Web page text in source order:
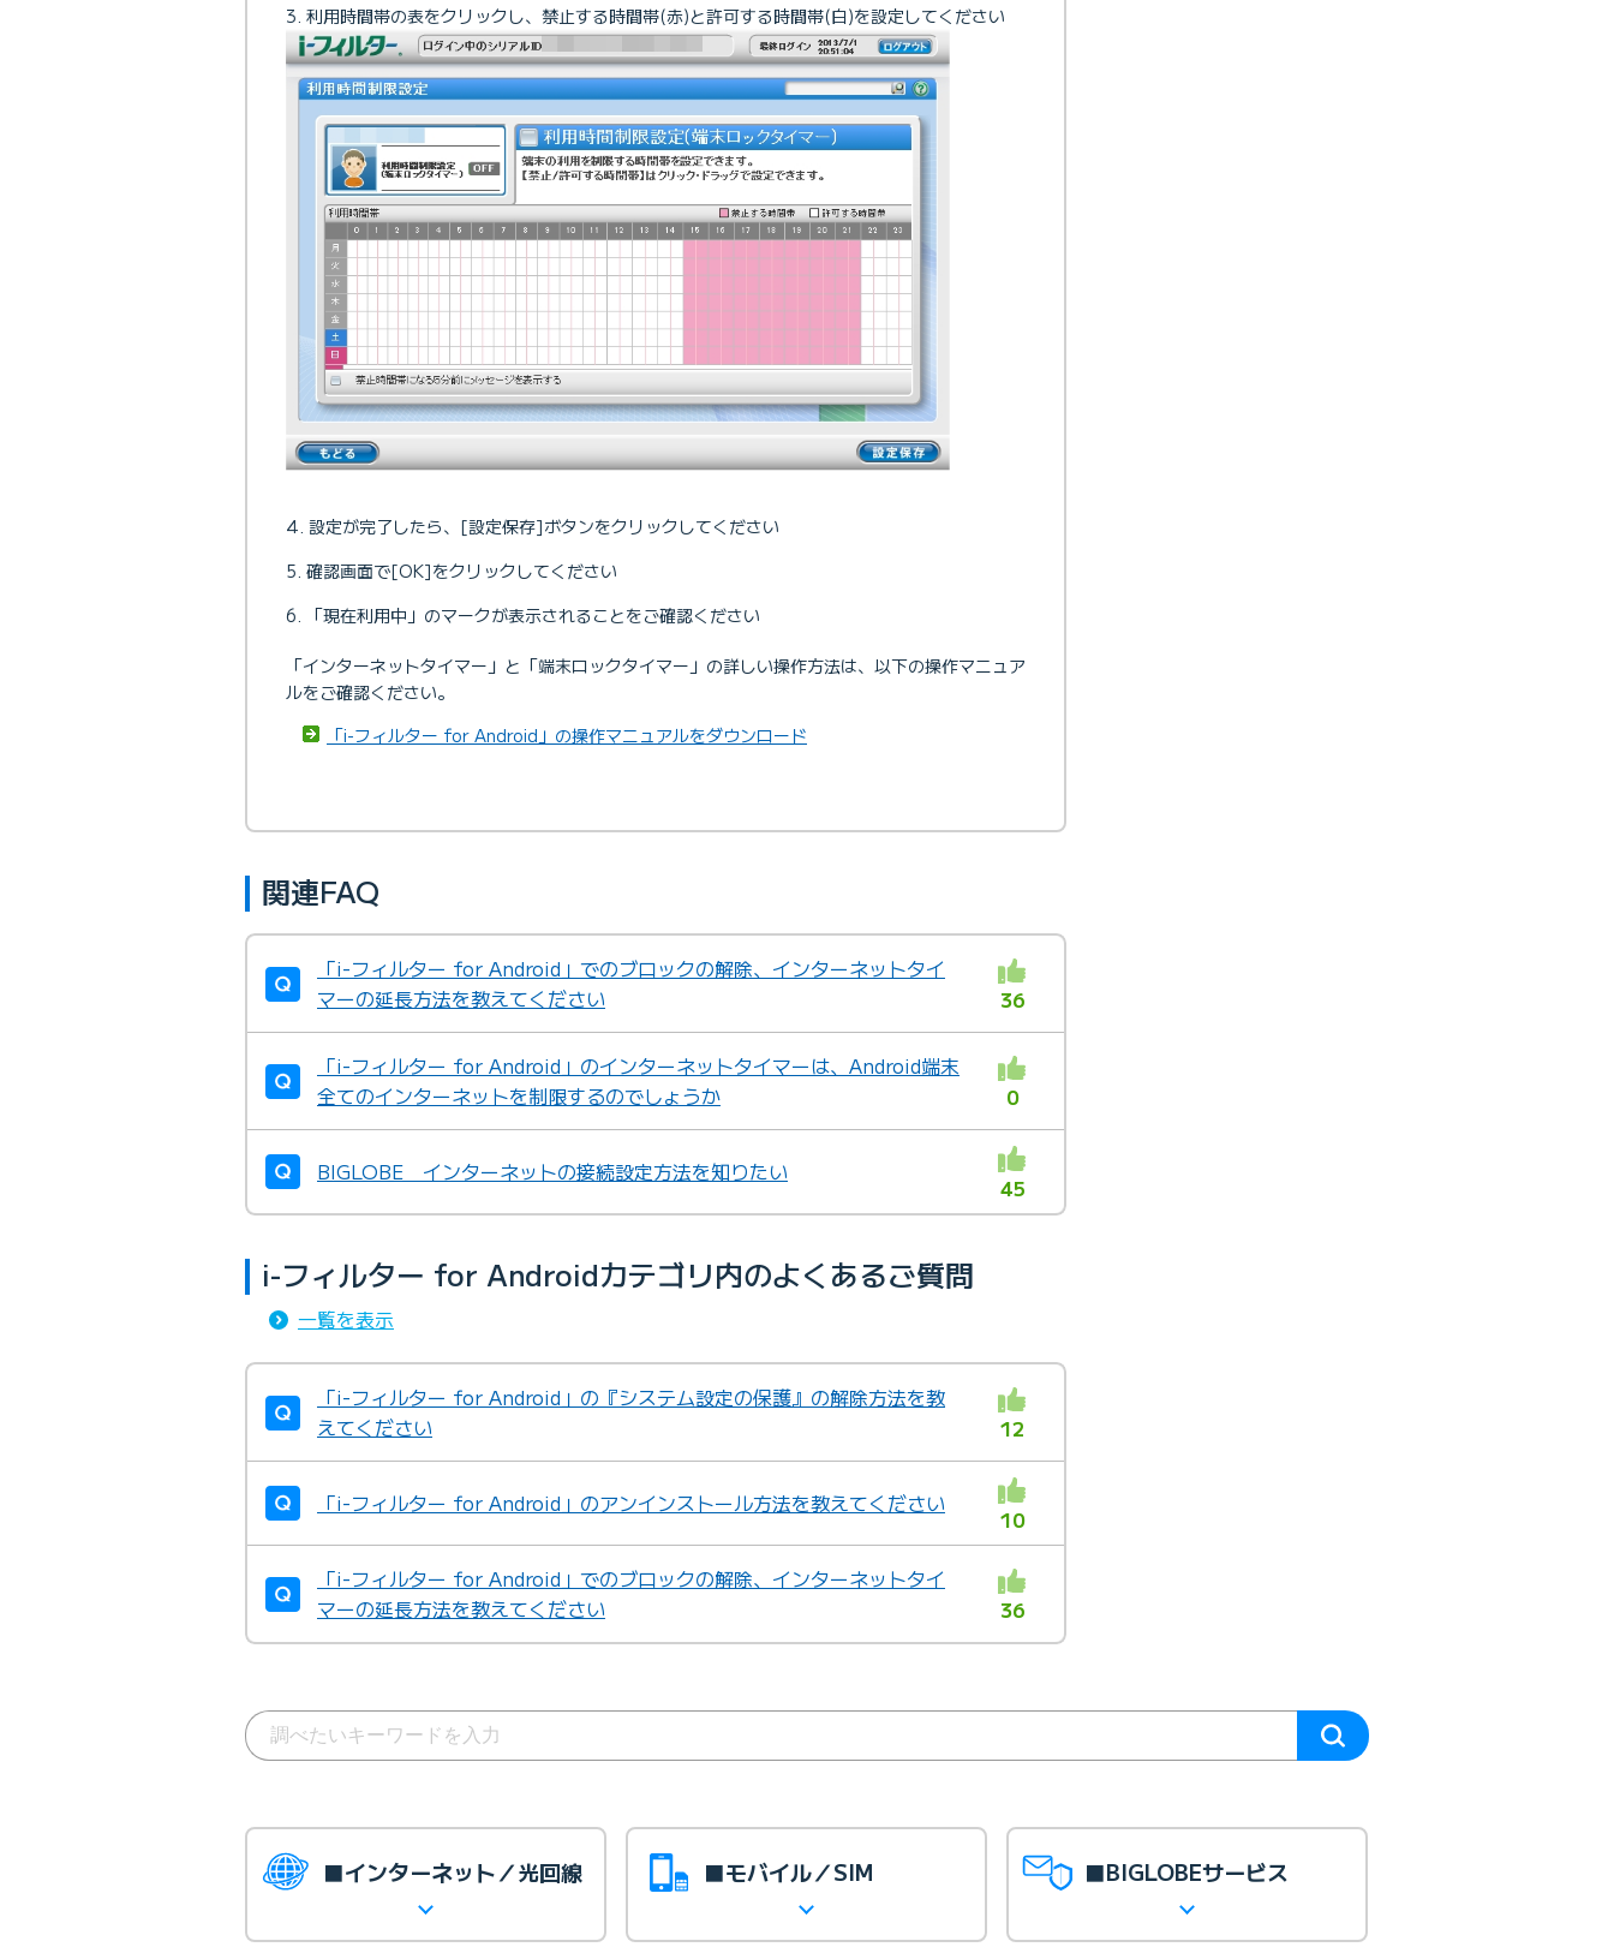
利用時間帯の表をクリックし、禁止する時間帯(赤)と許可する時間帯(白)を設定してください
設定が完了したら、[設定保存]ボタンをクリックしてください
確認画面で[OK]をクリックしてください
「現在利用中」のマークが表示されることをご確認ください
「インターネットタイマー」と「端末ロックタイマー」の詳しい操作方法は、以下の操作マニュア
ルをご確認ください。
「i-フィルター for Android」の操作マニュアルをダウンロード
関連FAQ
「i-フィルター for Android」でのブロックの解除、インターネットタイ
マーの延長方法を教えてください
36
「i-フィルター for Android」のインターネットタイマーは、Android端末
全てのインターネットを制限するのでしょうか
0
BIGLOBE インターネットの接続設定方法を知りたい
45
i-フィルター for Androidカテゴリ内のよくあるご質問
一覧を表示
「i-フィルター for Android」の『システム設定の保護』の解除方法を教
えてください
12
「i-フィルター for Android」のアンインストール方法を教えてください
10
「i-フィルター for Android」でのブロックの解除、インターネットタイ
マーの延長方法を教えてください
36
■インターネット／光回線 ■モバイル／SIM ■BIGLOBEサービス